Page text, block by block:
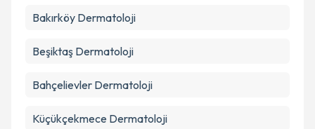
Bakırköy Dermatoloji
Beşiktaş Dermatoloji
Bahçelievler Dermatoloji
Küçükçekmece Dermatoloji